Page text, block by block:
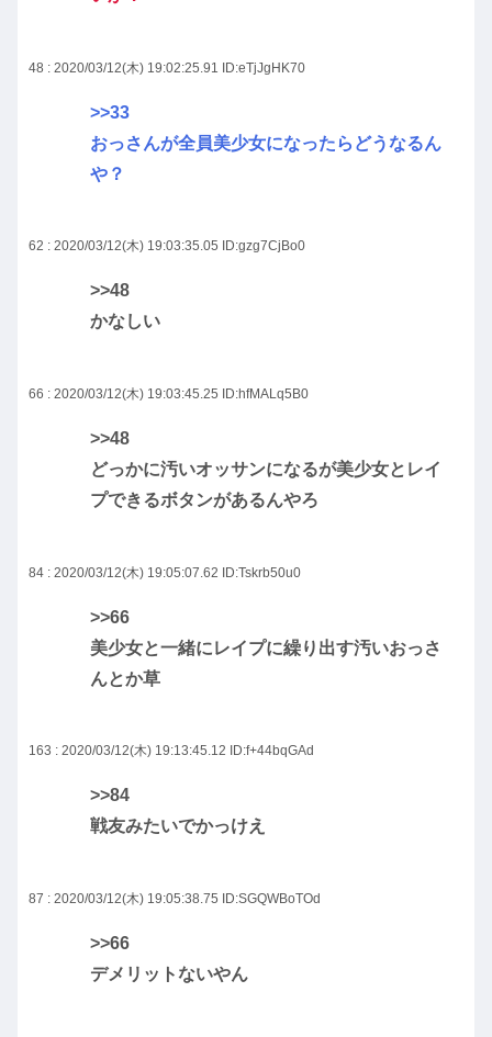
48 : 2020/03/12(木) 19:02:25.91 ID:eTjJgHK70
>>33
おっさんが全員美少女になったらどうなるん
や？
62 : 2020/03/12(木) 19:03:35.05 ID:gzg7CjBo0
>>48
かなしい
66 : 2020/03/12(木) 19:03:45.25 ID:hfMALq5B0
>>48
どっかに汚いオッサンになるが美少女とレイ
プできるボタンがあるんやろ
84 : 2020/03/12(木) 19:05:07.62 ID:Tskrb50u0
>>66
美少女と一緒にレイプに繰り出す汚いおっさ
んとか草
163 : 2020/03/12(木) 19:13:45.12 ID:f+44bqGAd
>>84
戦友みたいでかっけえ
87 : 2020/03/12(木) 19:05:38.75 ID:SGQWBoTOd
>>66
デメリットないやん